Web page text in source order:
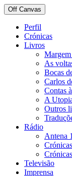
Off Canvas
Perfil
Crónicas
Livros
As
Bocas
Carlos
Contas
A
Outros
Rádio
Antena 1
Televisão
Imprensa